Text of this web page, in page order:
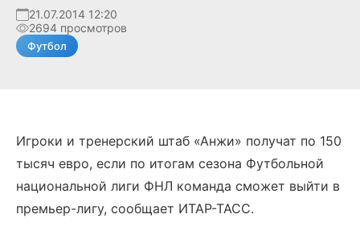
21.07.2014 12:20
2694 просмотров
Футбол
Игроки и тренерский штаб «Анжи» получат по 150
тысяч евро, если по итогам сезона Футбольной
национальной лиги ФНЛ команда сможет выйти в
премьер-лигу, сообщает ИТАР-ТАСС.